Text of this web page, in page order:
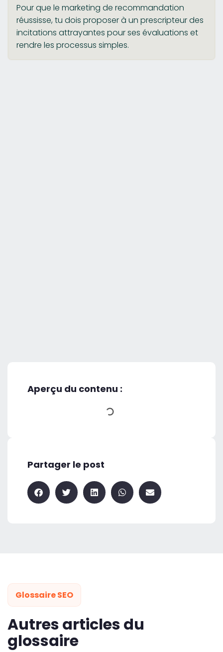
Pour que le marketing de recommandation
réussisse, tu dois proposer à un prescripteur des
incitations attrayantes pour ses évaluations et
rendre les processus simples.
Aperçu du contenu :
Partager le post
Glossaire SEO
Autres articles du
glossaire